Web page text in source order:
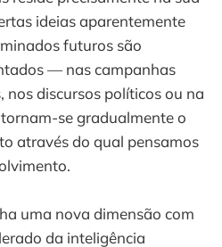
ideias aparentemente
futuros são
— nas campanhas
nos discursos políticos ou na
se gradualmente o
através do qual pensamos
uma nova dimensão com
da inteligência